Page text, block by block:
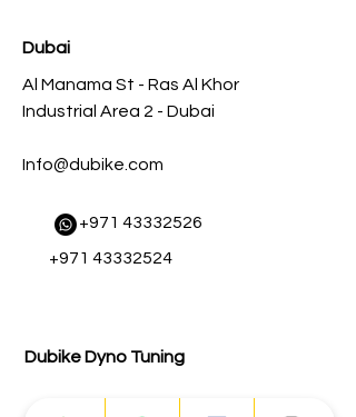
Dubai
Al Manama St - Ras Al Khor
Industrial Area 2 - Dubai
Info@dubike.com
​+971 43332526
+971 43332524
Dubike Dyno Tuning